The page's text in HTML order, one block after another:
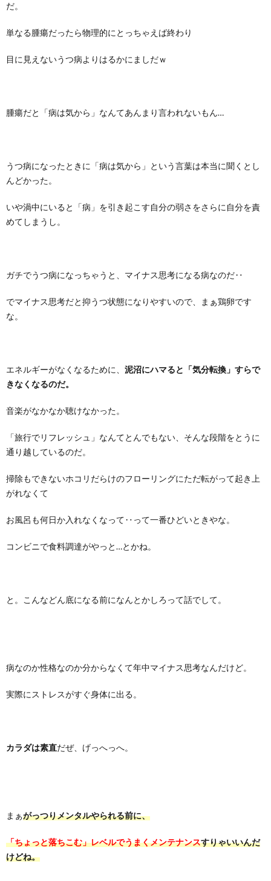
だ。
単なる腫瘍だったら物理的にとっちゃえば終わり
目に見えないうつ病よりはるかにましだｗ
腫瘍だと「病は気から」なんてあんまり言われないもん…
うつ病になったときに「病は気から」という言葉は本当に聞くとし
んどかった。
いや渦中にいると「病」を引き起こす自分の弱さをさらに自分を責
めてしまうし。
ガチでうつ病になっちゃうと、マイナス思考になる病なのだ‥
でマイナス思考だと抑うつ状態になりやすいので、まぁ鶏卵です
な。
エネルギーがなくなるために、 泥沼にハマると「気分転換」すらで
きなくなるのだ。
音楽がなかなか聴けなかった。
「旅行でリフレッシュ」なんてとんでもない、そんな段階をとうに
通り越しているのだ。
掃除もできないホコリだらけのフローリングにただ転がって起き上
がれなくて
お風呂も何日か入れなくなって‥って一番ひどいときやな。
コンビニで食料調達がやっと…とかね。
と。こんなどん底になる前になんとかしろって話でして。
病なのか性格なのか分からなくて年中マイナス思考なんだけど。
実際にストレスがすぐ身体に出る。
カラダは素直だぜ、げっへっへ。
まぁがっつりメンタルやられる前に、
「ちょっと落ちこむ」レベルでうまくメンテナンスすりゃいいんだ
けどね。